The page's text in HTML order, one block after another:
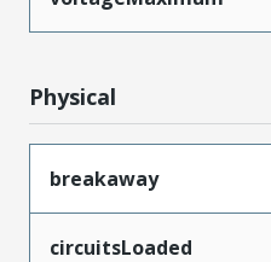
Physical
breakaway
circuitsLoaded